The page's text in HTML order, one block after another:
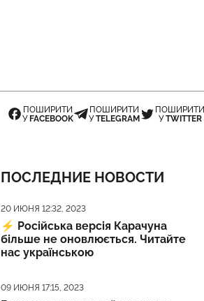
ПОШИРИТИ
У FACEBOOK
ПОШИРИТИ
УTELEGRAM
ПОШИРИТИ
УTWITTER
ПОСЛЕДНИЕ НОВОСТИ
Дата публикации
20 ИЮНЯ 12:32, 2023
⚡️ Російська версія Карачуна
більше не оновлюється. Читайте
нас українською
Дата публикации
09 ИЮНЯ 17:15, 2023